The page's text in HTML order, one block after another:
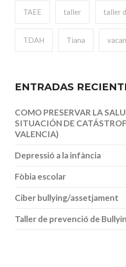
TAEE taller taller
TDAH Tiana
ENTRADAS
COMO PRESERVAR LA
SITUACIÓN DE
VALENCIA)
Depressió a la infància
Fòbia escolar
Ciber bullying/assetjament
Taller de prevenció de